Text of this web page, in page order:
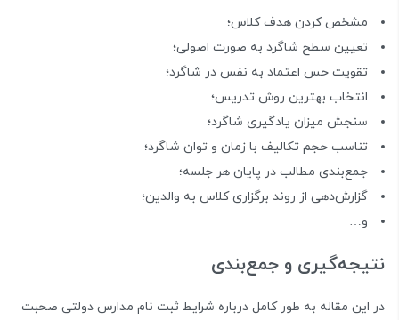
مشخص کردن هدف کلاس؛
تعیین سطح شاگرد به صورت اصولی؛
تقویت حس اعتماد به نفس در شاگرد؛
انتخاب بهترین روش تدریس؛
سنجش میزان یادگیری شاگرد؛
تناسب حجم تکالیف با زمان و توان شاگرد؛
جمع‌بندی مطالب در پایان هر جلسه؛
گزارش‌دهی از روند برگزاری کلاس به والدین؛
و…
نتیجه‌گیری و جمع‌بندی
در این مقاله به طور کامل درباره شرایط ثبت‌ نام مدارس دولتی صحبت